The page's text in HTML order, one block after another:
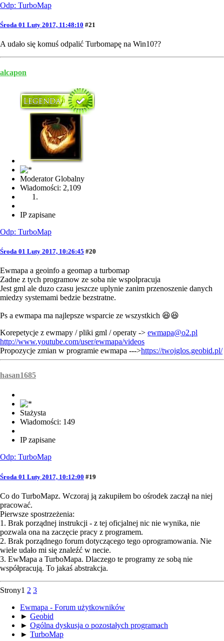
Odp: TurboMap
Środa 01 Luty 2017, 11:48:10 #21
A udało się komuś odpalić Turbomapę na Win10??
alcapon
Moderator Globalny
Wiadomości: 2,109
IP zapisane
Odp: TurboMap
Środa 01 Luty 2017, 10:26:45 #20
Ewmapa a geoinfo a geomap a turbomap
Zadne z tych programow ze soba nie wspolpracuja
Jest gml ale duzo czasu jeszcze uplynie zanim przenoszenie danych
miedzy systemami bedzie bezstratne.
Ps a ewmapa ma najlepsze wsparcie ze wszystkich 😆😆
Korepetycje z ewmapy / pliki gml / operaty -> ewmapa@o2.pl
http://www.youtube.com/user/ewmapa/videos
Propozycje zmian w programie ewmapa --->https://twojglos.geobid.pl/
hasan1685
Stażysta
Wiadomości: 149
IP zapisane
Odp: TurboMap
Środa 01 Luty 2017, 10:12:00 #19
Co do TurboMapz. Wczoraj ją zakupiłem bo ośrodek zaczął na niej
pracować.
Pierwsze spostrzeżenia:
1. Brak porządnej instrukcji - z tej oficjalnej nic nie wynika, nie
pozwala ona na zaczęcie pracy z programem.
2. Brak porządnego forum dotyczącego tego oprogramowania. Nie
wiele udało mi się znaleźć w necie.
3. EwMapa a TurboMapa. Dlaczego te programy ze sobą nie
współpracują. To jakaś abstrakcja.
Strony1 2 3
Ewmapa - Forum użytkowników
► Geobid
► Ogólna dyskusja o pozostałych programach
► TurboMap